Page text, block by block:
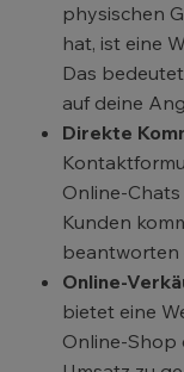
physischen
hat, ist eine
Das
auf deine
Direkte
Online-
Kunden
beantworten
Online-
bietet eine
Online-Shop